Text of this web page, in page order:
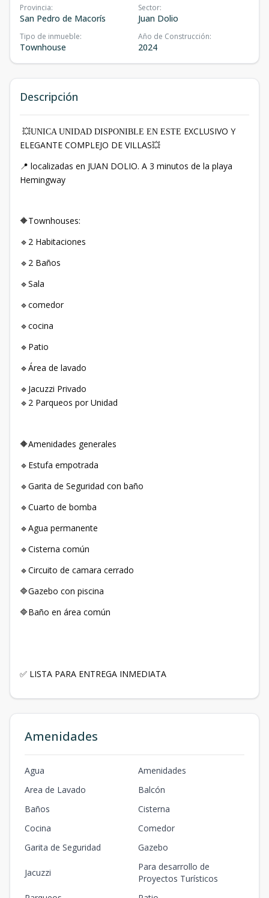
Provincia:
San Pedro de Macorís
Sector:
Juan Dolio
Tipo de inmueble:
Townhouse
Año de Construcción:
2024
Descripción
💥UNICA UNIDAD DISPONIBLE EN ESTE EXCLUSIVO Y
ELEGANTE COMPLEJO DE VILLAS💥
📍 localizadas en JUAN DOLIO. A 3 minutos de la playa
Hemingway
🔶Townhouses:
🔹 2 Habitaciones
🔹 2 Baños
🔹 Sala
🔹 comedor
🔹 cocina
🔹 Patio
🔹 Área de lavado
🔹 Jacuzzi Privado
🔹 2 Parqueos por Unidad
🔶Amenidades generales
🔹 Estufa empotrada
🔹 Garita de Seguridad con baño
🔹 Cuarto de bomba
🔹 Agua permanente
🔹 Cisterna común
🔹 Circuito de camara cerrado
🔷Gazebo con piscina
🔷Baño en área común
✅ LISTA PARA ENTREGA INMEDIATA
Amenidades
Agua
Amenidades
Area de Lavado
Balcón
Baños
Cisterna
Cocina
Comedor
Garita de Seguridad
Gazebo
Jacuzzi
Para desarrollo de
Proyectos Turísticos